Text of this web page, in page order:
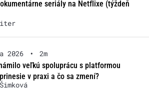
seriály na Netflixe (týždeň
2026 •
2m
veľkú spoluprácu s platformou
v praxi a čo sa zmení?